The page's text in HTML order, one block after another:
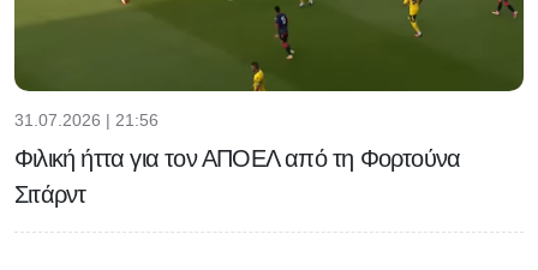
31.07.2026 | 21:56
Φιλική ήττα για τον ΑΠΟΕΛ από τη Φορτούνα
Σιτάρντ